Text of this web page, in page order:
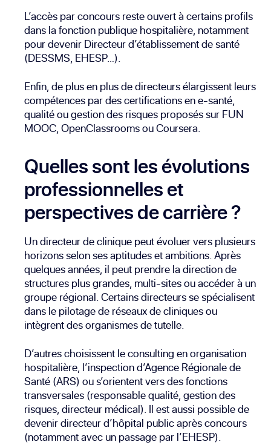
L’accès par concours reste ouvert à certains profils
dans la fonction publique hospitalière, notamment
pour devenir Directeur d’établissement de santé
(DESSMS, EHESP…).
Enfin, de plus en plus de directeurs élargissent leurs
compétences par des certifications en e-santé,
qualité ou gestion des risques proposés sur FUN
MOOC,OpenClassroomsouCoursera.
Quelles sont les évolutions
professionnelles et
perspectives de carrière ?
Un directeur de clinique peut évoluer vers plusieurs
horizons selon ses aptitudes et ambitions. Après
quelques années, il peut prendre la direction de
structures plus grandes, multi-sites ou accéder à un
groupe régional. Certains directeurs se spécialisent
dans le pilotage de réseaux de cliniques ou
intègrent des organismes de tutelle.
D’autres choisissent le consulting en organisation
hospitalière, l’inspection d’Agence Régionale de
Santé (ARS) ou s’orientent vers des fonctions
transversales (responsable qualité, gestion des
risques, directeur médical). Il est aussi possible de
devenir directeur d’hôpital public après concours
(notamment avec un passage par l’EHESP).